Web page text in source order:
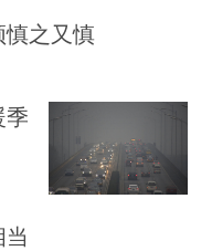
慎之又慎
季